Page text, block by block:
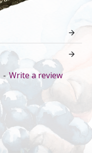
- Write a review